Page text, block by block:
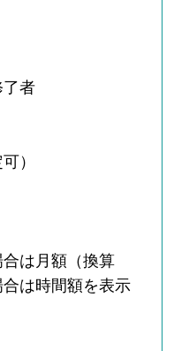
了者
）
は月額（換算
は時間額を表示